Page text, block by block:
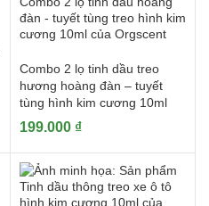
Combo 2 lọ tinh dầu treo
hương hoàng đàn – tuyết
tùng hình kim cương 10ml
199.000 ₫